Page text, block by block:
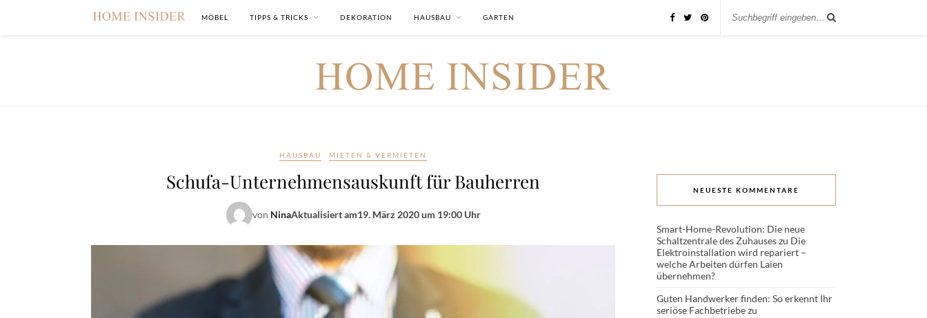
MÖBEL TIPPS & TRICKS DEKORATION HAUSBAU GARTEN
HAUSBAU MIETEN & VERMIETEN
Schufa-Unternehmensauskunft für Bauherren
von NinaAktualisiert am19. März 2020 um 19:00 Uhr
NEUESTE KOMMENTARE
Smart-Home-Revolution: Die neue
Schaltzentrale des Zuhauseszu Die
Elektroinstallation wird repariert –
welche Arbeiten dürfen Laien
übernehmen?
Guten Handwerker finden: So erkennt Ihr
seriöse Fachbetriebezu